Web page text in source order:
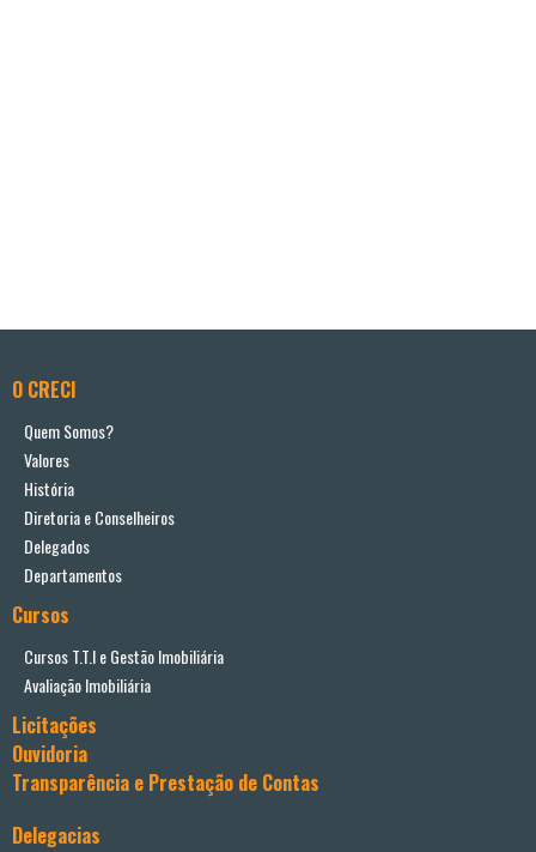
O CRECI
Quem Somos?
Valores
História
Diretoria e Conselheiros
Delegados
Departamentos
Cursos
Cursos T.T.I e Gestão Imobiliária
Avaliação Imobiliária
Licitações
Ouvidoria
Transparência e Prestação de Contas
Delegacias